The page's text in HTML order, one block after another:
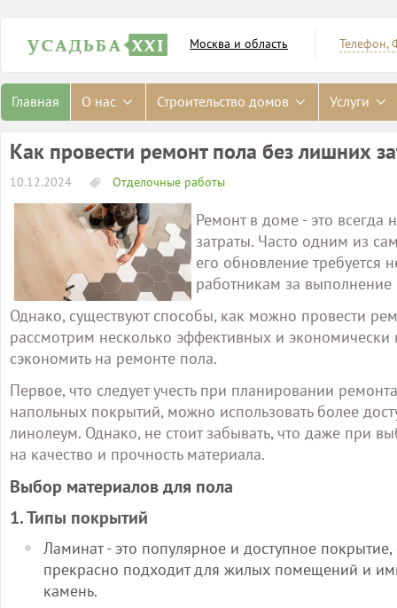
Телефон,
Москва и область
Главная О нас Строительство домов Услуги
Как провести ремонт пола без лишних
10.12.2024 Отделочные работы
Ремонт в доме - это всегда
затраты. Часто одним из
его обновление требуется
работникам за
Однако, существуют способы, как можно провести
рассмотрим несколько эффективных и
сэкономить на ремонте пола.
Первое, что следует учесть при планировании
напольных покрытий, можно использовать более
линолеум. Однако, не стоит забывать, что даже при
на качество и прочность материала.
Выбор материалов для пола
1. Типы покрытий
Ламинат - это популярное и доступное
прекрасно подходит для жилых помещений и
камень.